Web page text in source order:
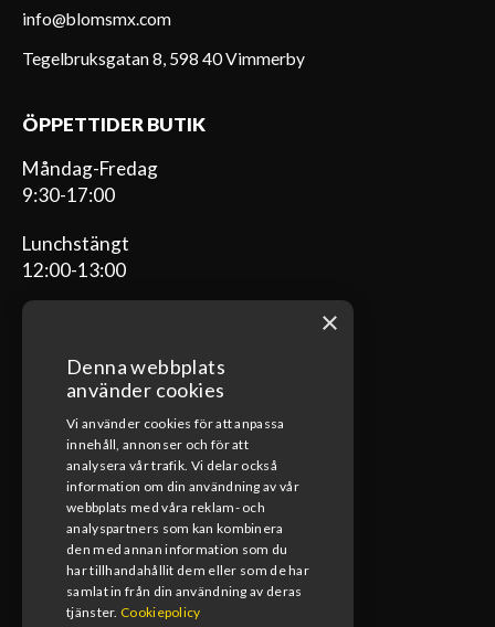
info@blomsmx.com
Tegelbruksgatan 8, 598 40 Vimmerby
ÖPPETTIDER BUTIK
Måndag-Fredag
9:30-17:00
Lunchstängt
12:00-13:00
ÖPPETTIDER VERKSTAD
Måndag-Fredag
08:00-17:00
Lunchstängt
12:00-13:00
×
Denna webbplats
använder cookies
Vi använder cookies för att anpassa
innehåll, annonser och för att
analysera vår trafik. Vi delar också
information om din användning av vår
webbplats med våra reklam- och
analyspartners som kan kombinera
den med annan information som du
har tillhandahållit dem eller som de har
samlat in från din användning av deras
tjänster. Cookiepolicy